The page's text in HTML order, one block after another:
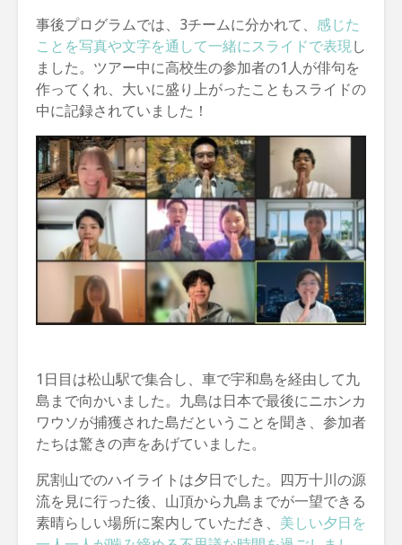
事後プログラムでは、3チームに分かれて、 感じた
ことを写真や文字を通して一緒にスライドで表現し
ました。ツアー中に高校生の参加者の1人が俳句を
作ってくれ、大いに盛り上がったこともスライドの
中に記録されていました！
1日目は松山駅で集合し、車で宇和島を経由して九
島まで向かいました。九島は日本で最後にニホンカ
ワウソが捕獲された島だということを聞き、参加者
たちは驚きの声をあげていました。
尻割山でのハイライトは夕日でした。四万十川の源
流を見に行った後、山頂から九島までが一望できる
素晴らしい場所に案内していただき、 美しい夕日を